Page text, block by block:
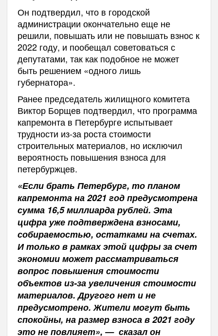
Он подтвердил, что в городской
администрации окончательно еще не
решили, повышать или не повышать взнос к
2022 году, и пообещал советоваться с
депутатами, так как подобное не может
быть решением «одного лишь
губернатора».
Ранее председатель жилищного комитета
Виктор Борщев подтвердил, что программа
капремонта в Петербурге испытывает
трудности из-за роста стоимости
строительных материалов, но исключил
вероятность повышения взноса для
петербуржцев.
«Если брать Петербург, то планом
капремонта на 2021 год предусмотрена
сумма 16,5 миллиарда рублей. Эта
цифра уже подтверждена взносами,
собираемостью, остатками на счетах.
И только в рамках этой цифры за счет
экономии может рассматриваться
вопрос повышения стоимости
объектов из-за увеличения стоимости
материалов. Другого нет и не
предусмотрено. Жители могут быть
спокойны, на размер взноса в 2021 году
это не повлияет», — сказал он